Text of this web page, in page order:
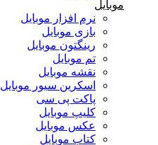
موبایل
نرم افزار موبایل
بازی موبایل
رینگتون موبایل
تم موبایل
نقشه موبایل
اسکرین سیور موبایل
پاکت پی سی
کلیپ موبایل
عکس موبایل
کتاب موبایل